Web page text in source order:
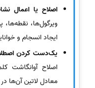
اصلاح یا اعمال
ویرگول‌ها، نقطه‌ها،
ایجاد انسجام و
یک‌دست کردن
اصلاح آوانگاشت
معادل لاتین آن‌ها